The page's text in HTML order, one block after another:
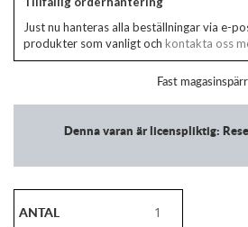
Just nu hanteras alla beställningar via e-
produkter som vanligt och kontakta oss
Fast magasinspärr
Denna varan är licenspliktig:
ANTAL